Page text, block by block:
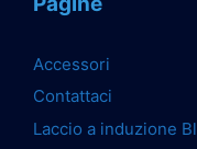
Accessori
Contattaci
Laccio a induzione